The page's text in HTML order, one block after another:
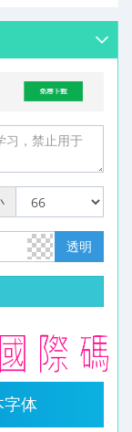
透明
字体